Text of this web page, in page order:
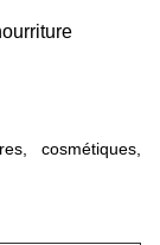
cosmétiques,